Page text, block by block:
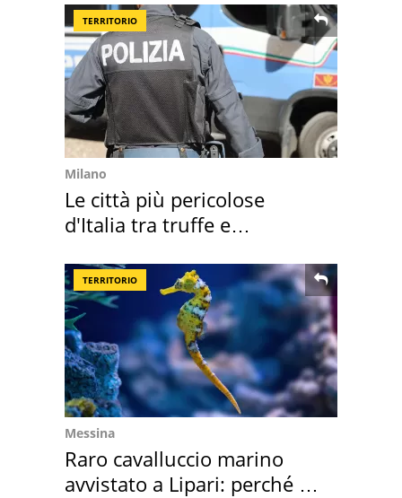
TERRITORIO
Milano
Le città più pericolose
d'Italia tra truffe e
TERRITORIO
Messina
Raro cavalluccio marino
avvistato a Lipari: perché è